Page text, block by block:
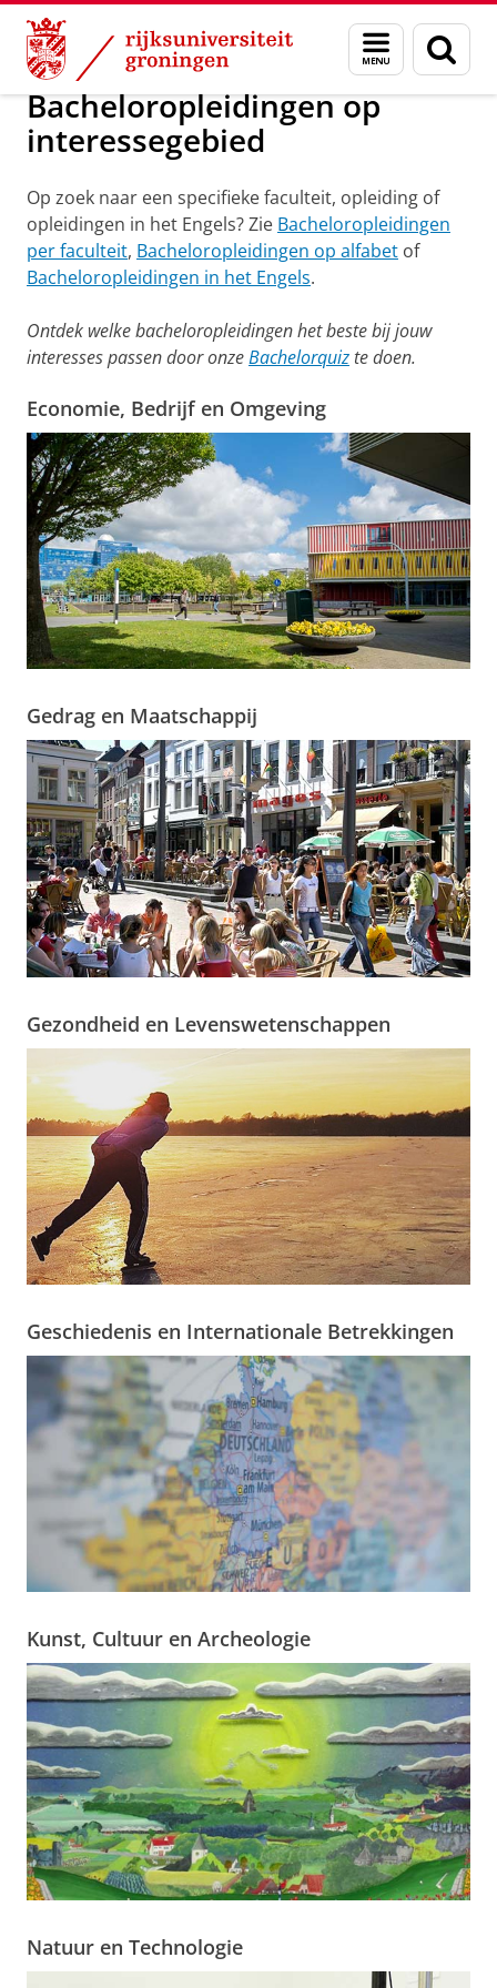
Skip
Content
Skip
Navigation
Menu
en
zoeken
Onderwijs Bacheloropleidingen op interessegebied
Bacheloropleidingen op
interessegebied
Op zoek naar een specifieke faculteit, opleiding of
opleidingen in het Engels? Zie Bacheloropleidingen
per faculteit, Bacheloropleidingen op alfabet of
Bacheloropleidingen in het Engels.
Ontdek welke bacheloropleidingen het beste bij jouw
interesses passen door onzeBachelorquiz te doen.
Economie, Bedrijf en Omgeving
Gedrag en Maatschappij
Gezondheid en Levenswetenschappen
Geschiedenis en Internationale Betrekkingen
Kunst, Cultuur en Archeologie
Natuur en Technologie